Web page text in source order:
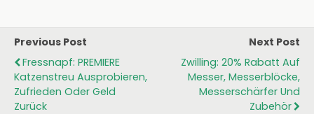
Previous Post
Fressnapf: PREMIERE
Katzenstreu Ausprobieren,
Zufrieden Oder Geld
Zurück
Next Post
Zwilling: 20% Rabatt Auf
Messer, Messerblöcke,
Messerschärfer Und
Zubehör